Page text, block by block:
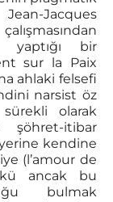
Jacques
bir
sur la Paix
ahlaki felsefi
narsist öz
olarak
itibar
kendine
(l’amour de
ancak bu
bulmak